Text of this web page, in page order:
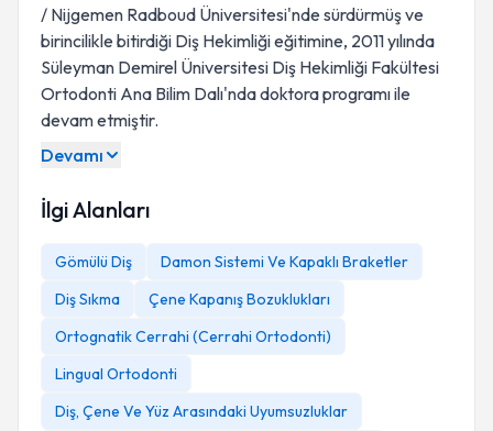
/ Nijgemen Radboud Üniversitesi'nde sürdürmüş ve
birincilikle bitirdiği Diş Hekimliği eğitimine, 2011 yılında
Süleyman Demirel Üniversitesi Diş Hekimliği Fakültesi
Ortodonti Ana Bilim Dalı'nda doktora programı ile
devam etmiştir.
Devamı
İlgi Alanları
Gömülü Diş
Damon Sistemi Ve Kapaklı Braketler
Diş Sıkma
Çene Kapanış Bozuklukları
Ortognatik Cerrahi (Cerrahi Ortodonti)
Lingual Ortodonti
Diş, Çene Ve Yüz Arasındaki Uyumsuzluklar